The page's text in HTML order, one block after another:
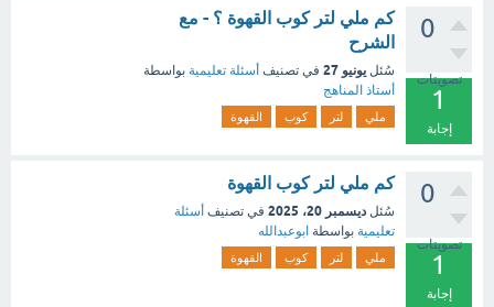
0
تصويتات
1
إجابة
كم ملي لتر كوب القهوة ؟ - مع
الشرح
سُئل يونيو 27 في تصنيف أسئلة تعليمية بواسطة
أستاذ المناهج
ملي لتر كوب القهوة
0
تصويتات
1
إجابة
كم ملي لتر كوب القهوة
سُئل ديسمبر 20، 2025 في تصنيف أسئلة
تعليمية بواسطة ابوعبدالله
ملي لتر كوب القهوة